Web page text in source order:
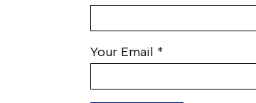
Your Email *